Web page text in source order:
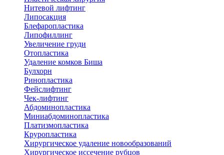
Нитевой лифтинг
Липосакция
Блефаропластика
Липофиллинг
Увеличение груди
Отопластика
Удаление комков Биша
Булхорн
Ринопластика
Фейслифтинг
Чек-лифтинг
Абдоминопластика
Миниабдоминопластика
Платизмопластика
Круропластика
Хирургическое удаление новообразований
Хирургическое иссечение рубцов